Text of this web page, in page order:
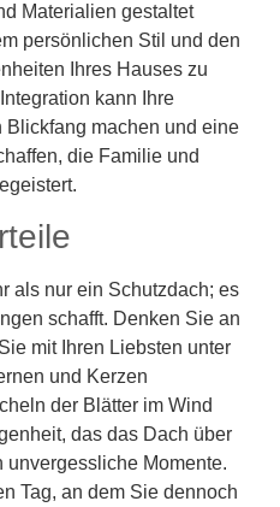
Materialien gestaltet
persönlichen Stil und den
Ihres Hauses zu
kann Ihre
Blickfang machen und eine
die Familie und
als nur ein Schutzdach; es
schafft. Denken Sie an
mit Ihren Liebsten unter
und Kerzen
der Blätter im Wind
das das Dach über
unvergessliche Momente.
Tag, an dem Sie dennoch